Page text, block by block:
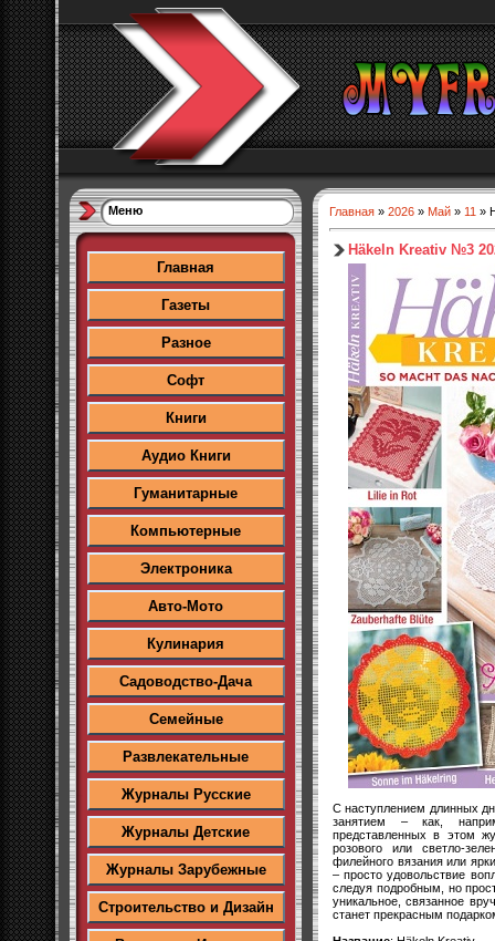
Меню
Главная
Газеты
Разное
Софт
Книги
Аудио Книги
Гуманитарные
Компьютерные
Электроника
Авто-Мото
Кулинария
Садоводство-Дача
Семейные
Развлекательные
Журналы Русские
Журналы Детские
Журналы Зарубежные
Строительство и Дизайн
Главная » 2026 » Май » 11 »
Häkeln Kreativ №3
С наступлением длинных
занятием – как,
представленных в этом
розового или светло-
филейного вязания или
– просто удовольствие
следуя подробным, но
уникальное, связанное
станет прекрасным